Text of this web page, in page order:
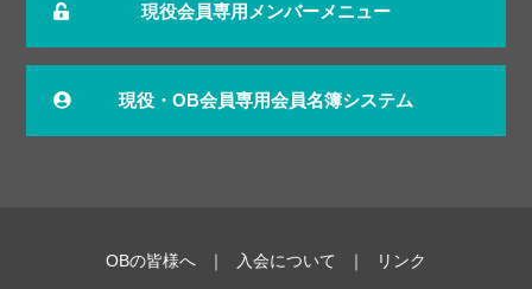
現役会員専用メンバーメニュー
現役・OB会員専用会員名簿システム
OBの皆様へ 入会について リンク